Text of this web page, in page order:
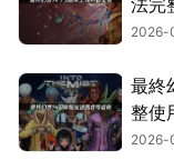
法完
2026-
最終
整使